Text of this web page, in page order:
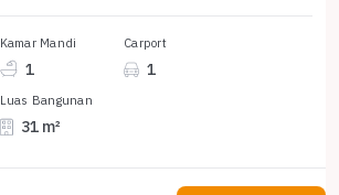
Kamar Mandi
1
Carport
1
Luas Bangunan
31 m²